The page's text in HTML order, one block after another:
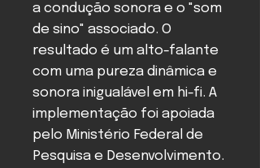
a condução sonora e o "som
de sino" associado. O
resultado é um alto-falante
com uma pureza dinâmica e
sonora inigualável em hi-fi. A
implementação foi apoiada
pelo Ministério Federal de
Pesquisa e Desenvolvimento.